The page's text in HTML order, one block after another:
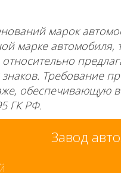
марок
марке автомобиля,
Требование
обеспечивающую
ГК РФ.
Завод